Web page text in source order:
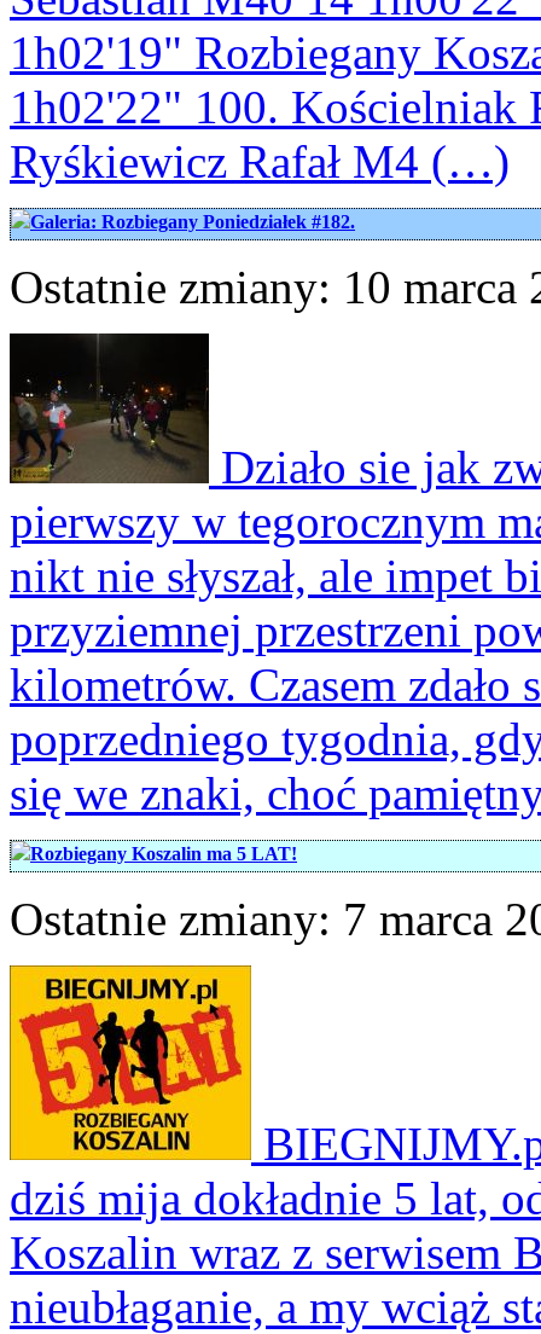
1h02'19" Rozbiegany
1h02'22" 100. Kościelniak
Ryśkiewicz Rafał M4 (…)
Galeria: Rozbiegany Poniedziałek #182.
Ostatnie zmiany: 10 marca
Działo sie jak
pierwszy w tegorocznym
nikt nie słyszał, ale impet
przyziemnej przestrzeni
kilometrów. Czasem zdało
poprzedniego tygodnia,
się we znaki, choć
Rozbiegany Koszalin ma 5 LAT!
Ostatnie zmiany: 7 marca
dziś mija dokładnie 5 lat,
Koszalin wraz z serwisem
nieubłaganie, a my wciąż